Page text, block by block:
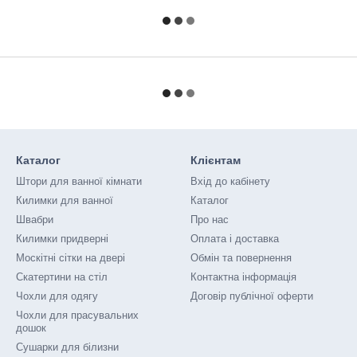
Каталог
Штори для ванної кімнати
Килимки для ванної
Швабри
Килимки придверні
Москітні сітки на двері
Скатертини на стіл
Чохли для одягу
Чохли для прасувальних
дошок
Сушарки для білизни
Клієнтам
Вхід до кабінету
Каталог
Про нас
Оплата і доставка
Обмін та повернення
Контактна інформація
Договір публічної оферти